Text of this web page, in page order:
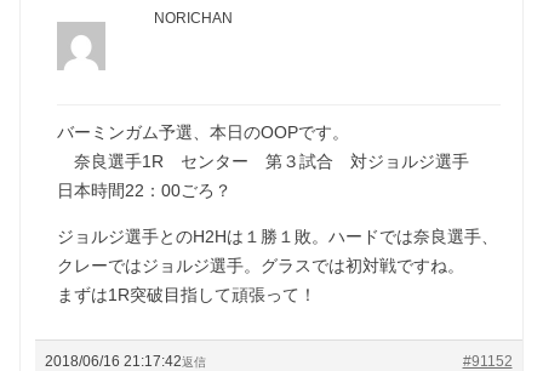
NORICHAN
バーミンガム予選、本日のOOPです。
奈良選手1R センター 第３試合 対ジョルジ選手
日本時間22：00ごろ？
ジョルジ選手とのH2Hは１勝１敗。ハードでは奈良選手、
クレーではジョルジ選手。グラスでは初対戦ですね。
まずは1R突破目指して頑張って！
2018/06/16 21:17:42 #91152
返信